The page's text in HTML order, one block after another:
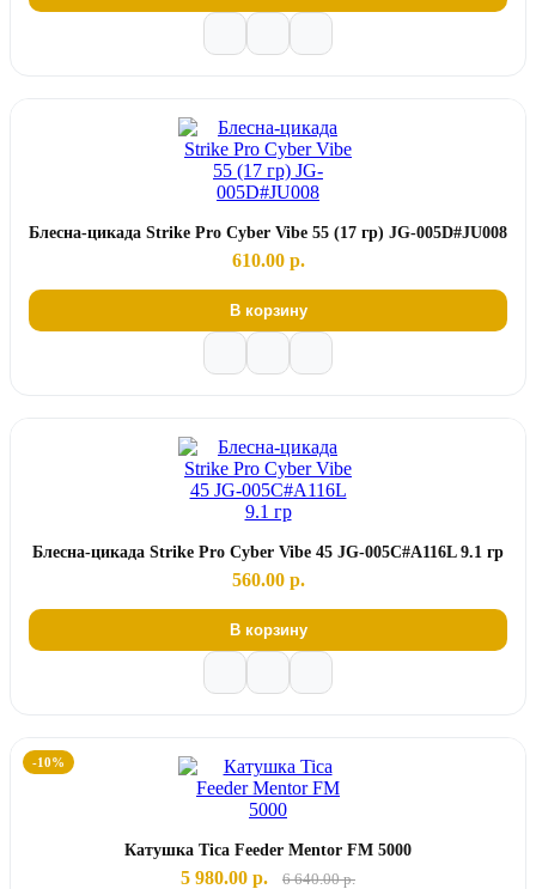
Блесна-цикада Strike Pro Cyber Vibe 55 (17 гр) JG-005D#JU008
610.00 р.
В корзину
Блесна-цикада Strike Pro Cyber Vibe 45 JG-005C#A116L 9.1 гр
560.00 р.
В корзину
-10%
Катушка Tica Feeder Mentor FM 5000
5 980.00 р. 6 640.00 р.